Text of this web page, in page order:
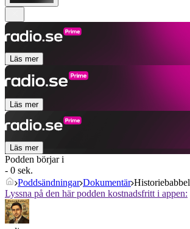
Läs mer
Läs mer
Läs mer
Podden börjar i
- 0 sek.
Poddsändningar Dokumentär Historiebabbel
Lyssna på den här podden kostnadsfritt i appen: